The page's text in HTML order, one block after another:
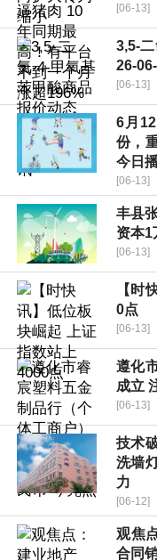
[06-13]
3,5-
26-
[06-13]
6月
份，
今日
[06-13]
丰县
资本1
[06-13]
【时
0点
[06-13]
遵化
成立
[06-13]
技术
洗墙
力
[06-12]
观焦
合同